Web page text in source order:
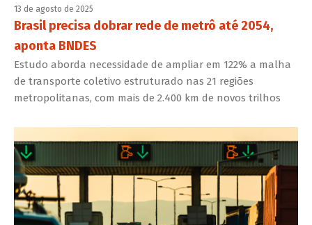
13 de agosto de 2025
Brasil precisa dobrar rede de metrô até 2054,
aponta BNDES
Estudo aborda necessidade de ampliar em 122% a malha
de transporte coletivo estruturado nas 21 regiões
metropolitanas, com mais de 2.400 km de novos trilhos